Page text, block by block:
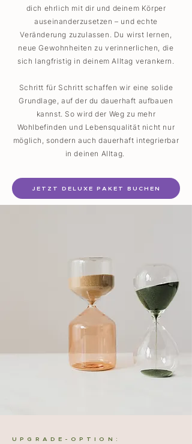
dich ehrlich mit dir und deinem Körper
auseinanderzusetzen – und echte
Veränderung zuzulassen. Du wirst lernen,
neue Gewohnheiten zu verinnerlichen, die
sich langfristig in deinem Alltag verankern.
Schritt für Schritt schaffen wir eine solide
Grundlage, auf der du dauerhaft aufbauen
kannst. So wird der Weg zu mehr
Wohlbefinden und Lebensqualität nicht nur
möglich, sondern auch dauerhaft integrierbar
in deinen Alltag.
JETZT DELUXE PAKET BUCHEN
UPGRADE-OPTION: